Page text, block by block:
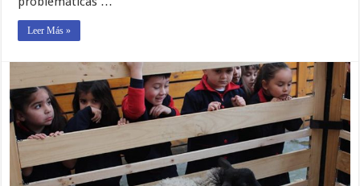
Leer Más »